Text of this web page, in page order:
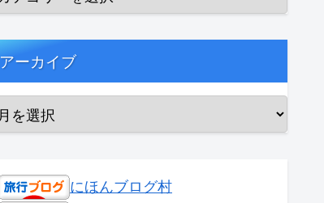
アーカイブ
にほんブログ村